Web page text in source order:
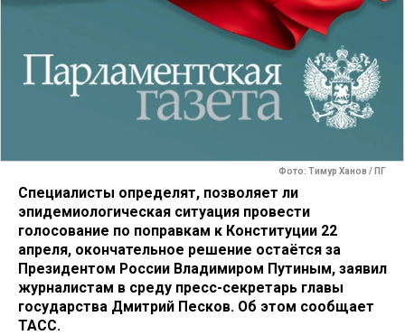
Фото: Тимур Ханов / ПГ
Специалисты определят, позволяет ли
эпидемиологическая ситуация провести
голосование по поправкам к Конституции 22
апреля, окончательное решение остаётся за
Президентом России Владимиром Путиным, заявил
журналистам в среду пресс-секретарь главы
государства Дмитрий Песков. Об этом сообщает
ТАСС.